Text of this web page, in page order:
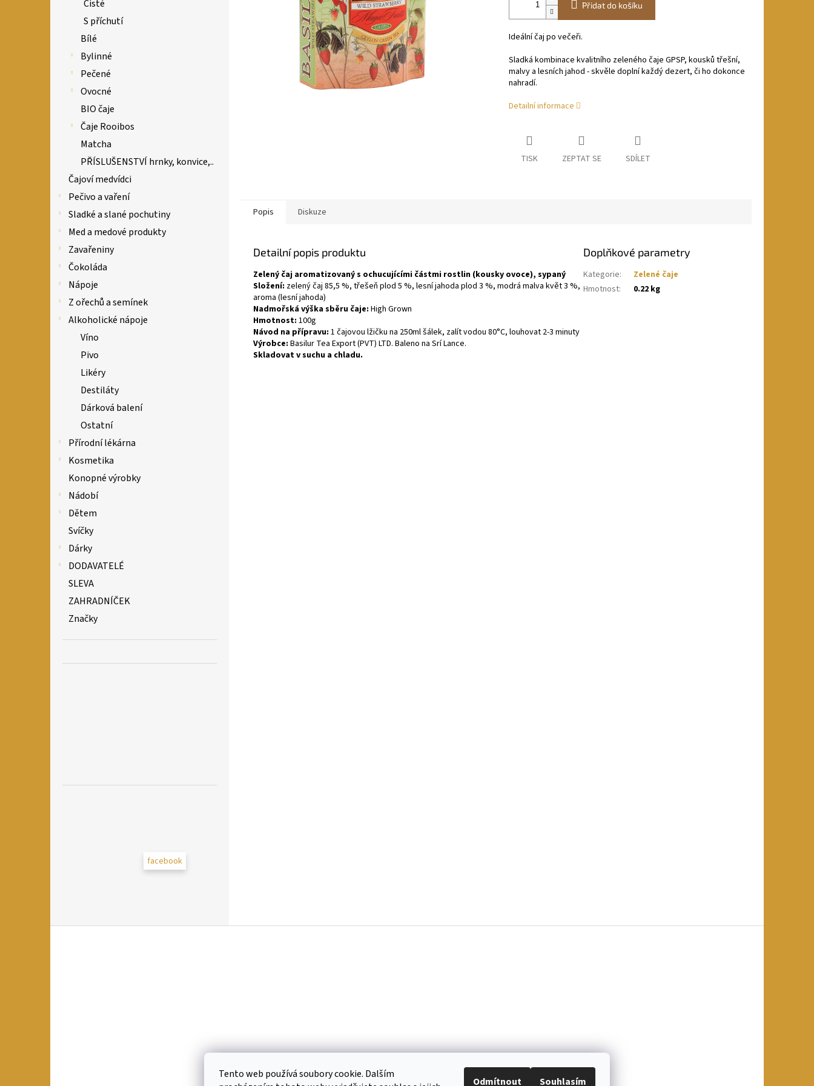
Tento web používá soubory cookie. Dalším
Odmítnout Souhlasím
Čisté
S příchutí
Bílé
Bylinné
Pečené
Ovocné
BIO čaje
Čaje Rooibos
Matcha
PŘÍSLUŠENSTVÍ hrnky, konvice,..
Čajoví medvídci
Pečivo a vaření
Sladké a slané pochutiny
Med a medové produkty
Zavařeniny
Čokoláda
Nápoje
Z ořechů a semínek
Alkoholické nápoje
Víno
Pivo
Likéry
Destiláty
Dárková balení
Ostatní
Přírodní lékárna
Kosmetika
Konopné výrobky
Nádobí
Dětem
Svíčky
Dárky
DODAVATELÉ
SLEVA
ZAHRADNÍČEK
Značky
facebook
Přidat do košíku
Ideální čaj po večeři.
Sladká kombinace kvalitního zeleného čaje GPSP, kousků třešní,
malvy a lesních jahod - skvěle doplní každý dezert, či ho dokonce
nahradí.
Detailní informace
TISK ZEPTAT SE SDÍLET
Popis Diskuze
Detailní popis produktu
Zelený čaj aromatizovaný s ochucujícími částmi rostlin (kousky ovoce), sypaný
Složení: zelený čaj 85,5 %, třešeň plod 5 %, lesní jahoda plod 3 %, modrá malva květ 3 %,
aroma (lesní jahoda)
Nadmořská výška sběru čaje: High Grown
Hmotnost: 100g
Návod na přípravu: 1 čajovou lžičku na 250ml šálek, zalít vodou 80°C, louhovat 2-3 minuty
Výrobce: Basilur Tea Export (PVT) LTD. Baleno na Srí Lance.
Skladovat v suchu a chladu.
Doplňkové parametry
Kategorie:
Zelené čaje
Hmotnost: 0.22 kg